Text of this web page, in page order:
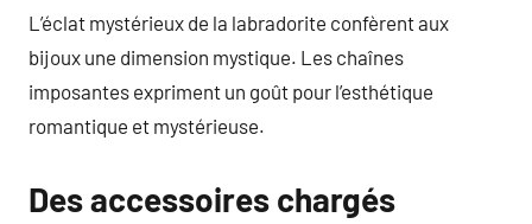
L’éclat mystérieux de la labradorite confèrent aux
bijoux une dimension mystique. Les chaînes
imposantes expriment un goût pour l’esthétique
romantique et mystérieuse.
Des accessoires chargés